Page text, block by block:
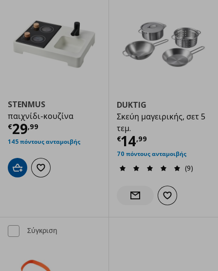
STENMUS
παιχνίδι-κουζίνα
€29,99
Τρέχουσα τιμή € 29,99
145 πόντους ανταμοιβής
Προσθήκη στο καλάθι
Προσθήκη στα αγαπημένα
DUKTIG
Σκεύη μαγειρικής, σετ 5
τεμ.
€14,99
Τρέχουσα
70 πόντους ανταμοιβής
(9)
Ενημέρωση διαθεσιμότητας
Προσθήκη στα
Σύγκριση